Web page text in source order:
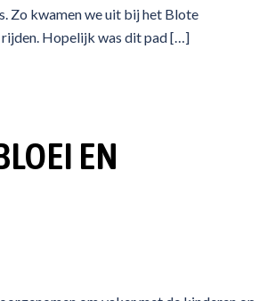
Zo kwamen we uit bij het Blote
rijden. Hopelijk was dit pad […]
EN